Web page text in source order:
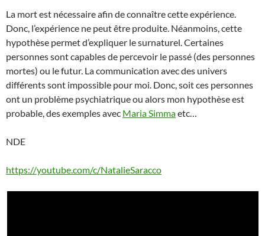
La mort est nécessaire afin de connaître cette expérience.
Donc, l’expérience ne peut être produite. Néanmoins, cette
hypothèse permet d’expliquer le surnaturel. Certaines
personnes sont capables de percevoir le passé (des personnes
mortes) ou le futur. La communication avec des univers
différents sont impossible pour moi. Donc, soit ces personnes
ont un problème psychiatrique ou alors mon hypothèse est
probable, des exemples avec Maria Simmaetc…
NDE
https://youtube.com/c/NatalieSaracco